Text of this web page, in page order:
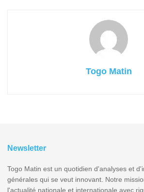
Togo Matin
Newsletter
Togo Matin est un quotidien d'analyses et
générales qui se veut innovant. Notre
l'actualité nationale et internationale avec